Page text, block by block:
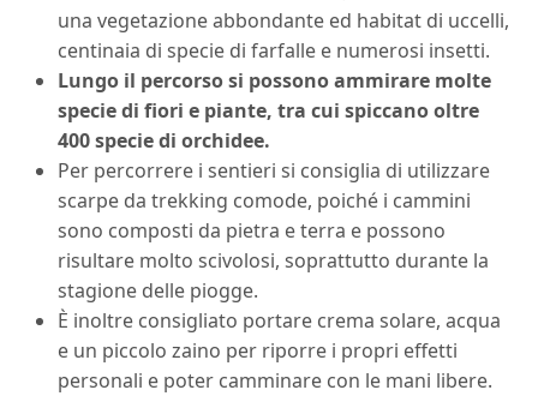
una vegetazione abbondante ed habitat di uccelli,
centinaia di specie di farfalle e numerosi insetti.
Lungo il percorso si possono ammirare molte
specie di fiori e piante, tra cui spiccano oltre
400 specie di orchidee.
Per percorrere i sentieri si consiglia di utilizzare
scarpe da trekking comode, poiché i cammini
sono composti da pietra e terra e possono
risultare molto scivolosi, soprattutto durante la
stagione delle piogge.
È inoltre consigliato portare crema solare, acqua
e un piccolo zaino per riporre i propri effetti
personali e poter camminare con le mani libere.